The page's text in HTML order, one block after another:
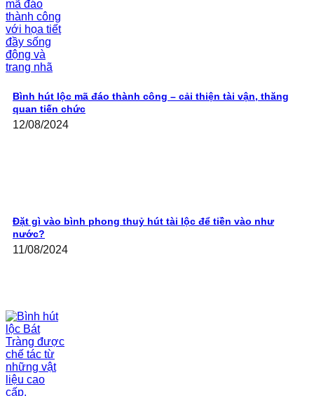
Bình hút lộc mã đáo thành công – cải thiện tài vận, thăng
quan tiến chức
12/08/2024
Đặt gì vào bình phong thuỷ hút tài lộc để tiền vào như
nước?
11/08/2024